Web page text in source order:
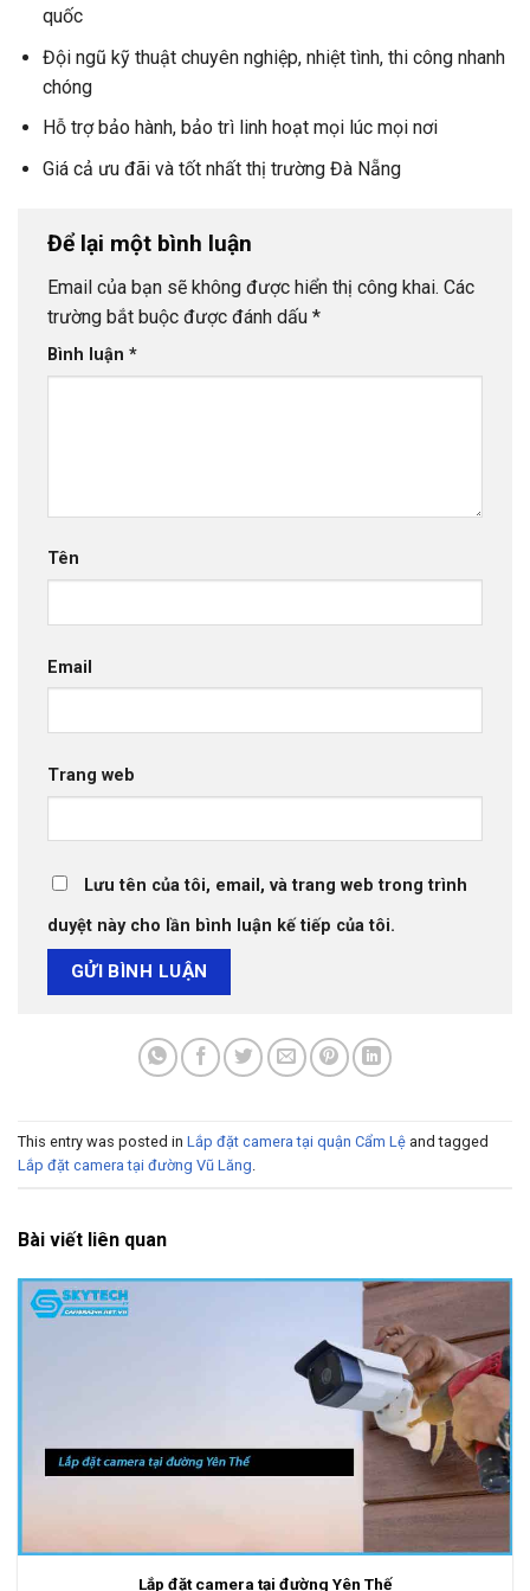
quốc
Đội ngũ kỹ thuật chuyên nghiệp, nhiệt tình, thi công nhanh
chóng
Hỗ trợ bảo hành, bảo trì linh hoạt mọi lúc mọi nơi
Giá cả ưu đãi và tốt nhất thị trường Đà Nẵng
Để lại một bình luận
Email của bạn sẽ không được hiển thị công khai. Các
trường bắt buộc được đánh dấu *
Bình luận *
Tên
Email
Trang web
Lưu tên của tôi, email, và trang web trong trình
duyệt này cho lần bình luận kế tiếp của tôi.
This entry was posted in Lắp đặt camera tại quận Cẩm Lệ and tagged
Lắp đặt camera tại đường Vũ Lăng
Bài viết liên quan
Lắp đặt camera tại đường Yên Thế